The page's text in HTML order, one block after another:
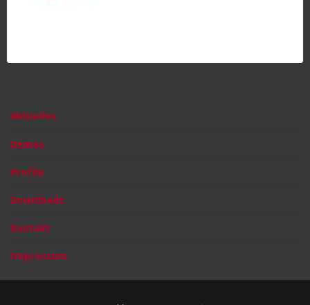
Aktuelles
Demos
Profile
Downloads
Kontakt
Impressum